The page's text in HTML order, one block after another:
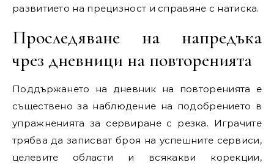
развитието на прецизност и справяне с натиска.
Проследяване на напредъка
чрез дневници на повторенията
Поддържането на дневник на повторенията е
съществено за наблюдение на подобрението в
упражненията за сервиране с резка. Играчите
трябва да записват броя на успешните сервиси,
целевите области и всякакви корекции,